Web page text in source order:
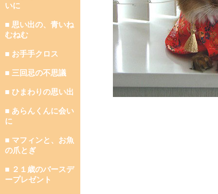
いに
■ 思い出の、青いね
むねむ
■ お手手クロス
■ 三回忌の不思議
■ ひまわりの思い出
■ あらんくんに会い
に
■ マフィンと、お魚
の爪とぎ
■ ２１歳のバースデ
ープレゼント